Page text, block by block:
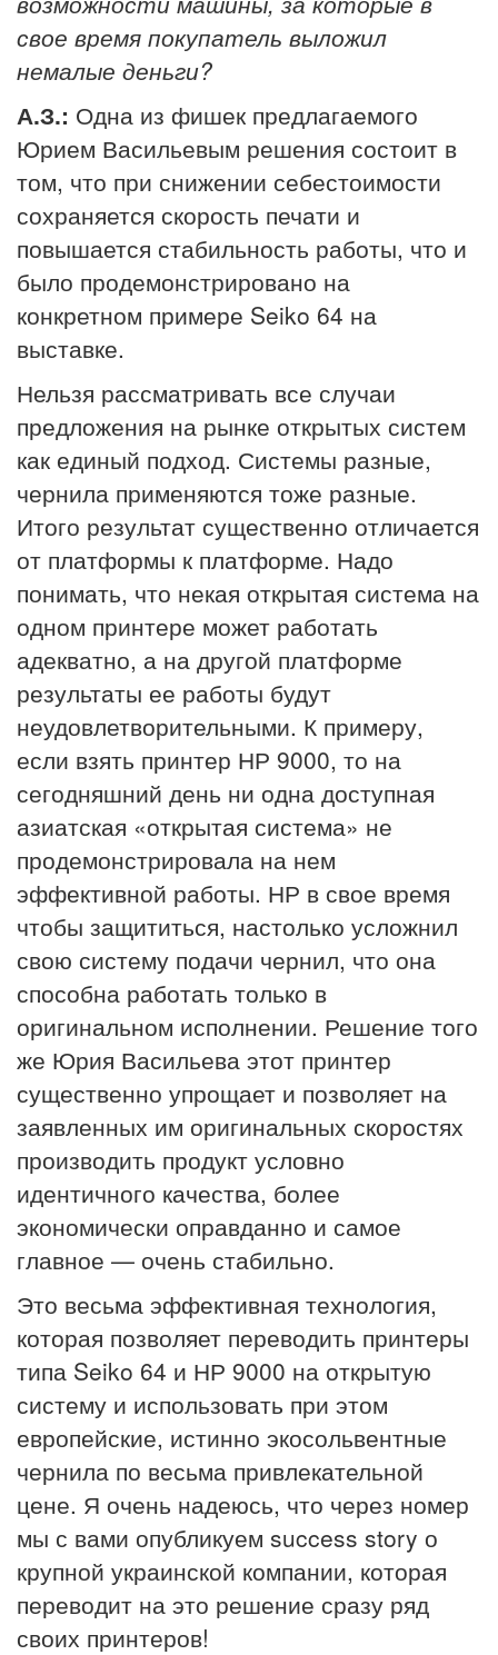
свое время покупатель выложил
немалые деньги?
А.З.: Одна из фишек предлагаемого
Юрием Васильевым решения состоит в
том, что при снижении себестоимости
сохраняется скорость печати и
повышается стабильность работы, что и
было продемонстрировано на
конкретном примере Seiko 64 на
выставке.
Нельзя рассматривать все случаи
предложения на рынке открытых систем
как единый подход. Системы разные,
чернила применяются тоже разные.
Итого результат существенно отличается
от платформы к платформе. Надо
понимать, что некая открытая система на
одном принтере может работать
адекватно, а на другой платформе
результаты ее работы будут
неудовлетворительными. К примеру,
если взять принтер НР 9000, то на
сегодняшний день ни одна доступная
азиатская «открытая система» не
продемонстрировала на нем
эффективной работы. НР в свое время
чтобы защититься, настолько усложнил
свою систему подачи чернил, что она
способна работать только в
оригинальном исполнении. Решение того
же Юрия Васильева этот принтер
существенно упрощает и позволяет на
заявленных им оригинальных скоростях
производить продукт условно
идентичного качества, более
экономически оправданно и самое
главное — очень стабильно.
Это весьма эффективная технология,
которая позволяет переводить принтеры
типа Seiko 64 и НР 9000 на открытую
систему и использовать при этом
европейские, истинно экосольвентные
чернила по весьма привлекательной
цене. Я очень надеюсь, что через номер
мы с вами опубликуем success story о
крупной украинской компании, которая
переводит на это решение сразу ряд
своих принтеров!